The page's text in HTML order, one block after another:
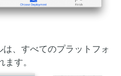
は、すべてのプラットフォ
す。